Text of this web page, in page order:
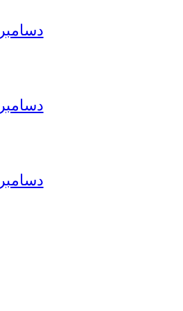
دسامبر 7, 2025
دسامبر 7, 2025
دسامبر 7, 2025